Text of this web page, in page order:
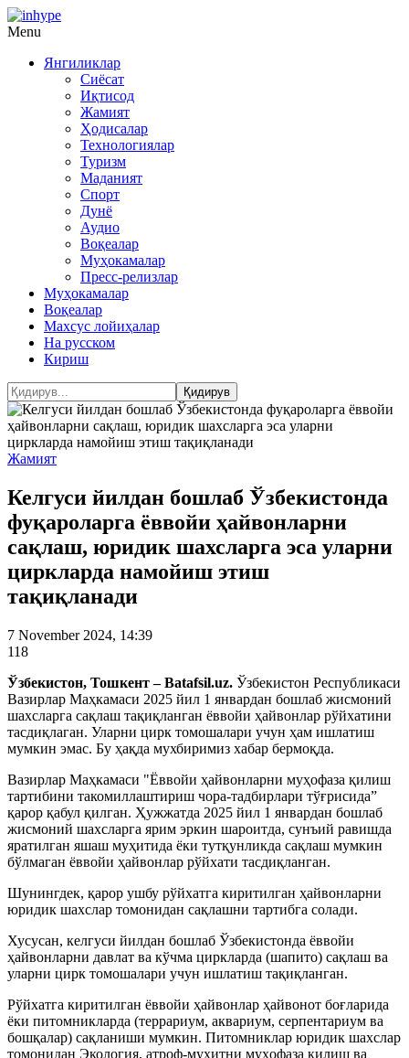
Menu
Янгиликлар
Сиёсат
Иқтисод
Жамият
Ҳодисалар
Технологиялар
Туризм
Маданият
Спорт
Дунё
Аудио
Воқеалар
Муҳокамалар
Пресс-релизлар
Муҳокамалар
Воқеалар
Махсус лойиҳалар
На русском
Кириш
Жамият
Келгуси йилдан бошлаб Ўзбекистонда
фуқароларга ёввойи ҳайвонларни
сақлаш, юридик шахсларга эса уларни
циркларда намойиш этиш
тақиқланади
7 November 2024, 14:39
118
Ўзбекистон, Тошкент – Batafsil.uz. Ўзбекистон Республикаси
Вазирлар Маҳкамаси 2025 йил 1 январдан бошлаб жисмоний
шахсларга сақлаш тақиқланган ёввойи ҳайвонлар рўйхатини
тасдиқлаган. Уларни цирк томошалари учун ҳам ишлатиш
мумкин эмас. Бу ҳақда мухбиримиз хабар бермоқда.
Вазирлар Маҳкамаси "Ёввойи ҳайвонларни муҳофаза қилиш
тартибини такомиллаштириш чора-тадбирлари тўғрисида”
қарор қабул қилган. Ҳужжатда 2025 йил 1 январдан бошлаб
жисмоний шахсларга ярим эркин шароитда, сунъий равишда
яратилган яшаш муҳитида ёки тутқунликда сақлаш мумкин
бўлмаган ёввойи ҳайвонлар рўйхати тасдиқланган.
Шунингдек, қарор ушбу рўйхатга киритилган ҳайвонларни
юридик шахслар томонидан сақлашни тартибга солади.
Хусусан, келгуси йилдан бошлаб Ўзбекистонда ёввойи
ҳайвонларни давлат ва кўчма циркларда (шапито) сақлаш ва
уларни цирк томошалари учун ишлатиш тақиқланган.
Рўйхатга киритилган ёввойи ҳайвонлар ҳайвонот боғларида
ёки питомникларда (террариум, аквариум, серпентариум ва
бошқалар) сақланиши мумкин. Питомниклар юридик шахслар
томонидан Экология, атроф-муҳитни муҳофаза қилиш ва